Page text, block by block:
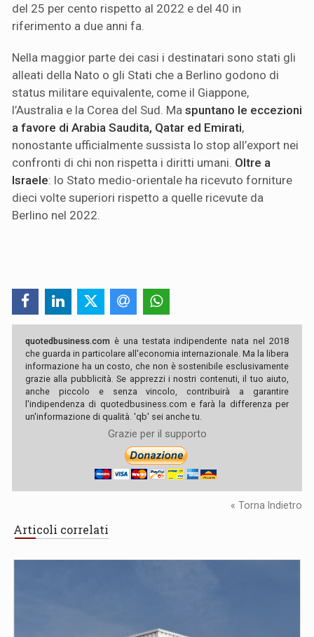
del 25 per cento rispetto al 2022 e del 40 in
riferimento a due anni fa.
Nella maggior parte dei casi i destinatari sono stati gli
alleati della Nato o gli Stati che a Berlino godono di
status militare equivalente, come il Giappone,
l’Australia e la Corea del Sud. Ma spuntano le eccezioni
a favore di Arabia Saudita, Qatar ed Emirati,
nonostante ufficialmente sussista lo stop all’export nei
confronti di chi non rispetta i diritti umani. Oltre a
Israele: lo Stato medio-orientale ha ricevuto forniture
dieci volte superiori rispetto a quelle ricevute da
Berlino nel 2022.
quotedbusiness.com è una testata indipendente nata nel 2018
che guarda in particolare all'economia internazionale. Ma la libera
informazione ha un costo, che non è sostenibile esclusivamente
grazie alla pubblicità. Se apprezzi i nostri contenuti, il tuo aiuto,
anche piccolo e senza vincolo, contribuirà a garantire
l'indipendenza di quotedbusiness.com e farà la differenza per
un'informazione di qualità. 'qb' sei anche tu.
Grazie per il supporto
« Torna Indietro
Articoli correlati